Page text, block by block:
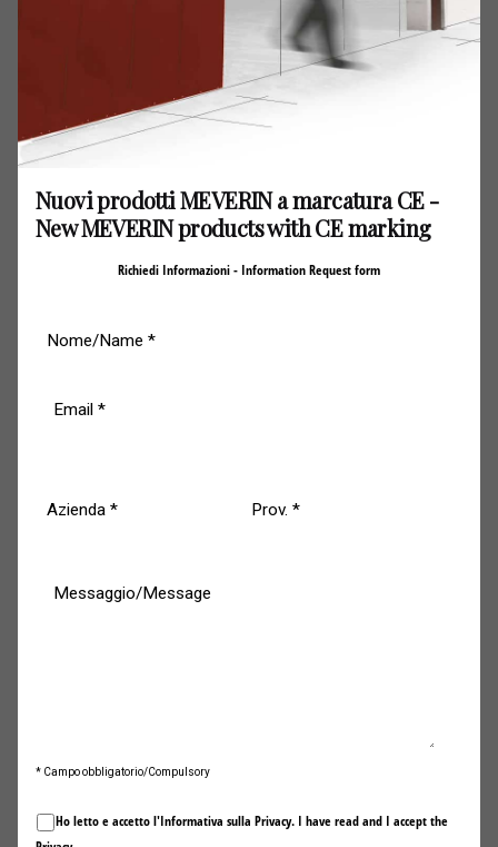
Nuovi prodotti MEVERIN a marcatura CE -
New MEVERIN products with CE marking
Richiedi Informazioni - Information Request form
* Campo obbligatorio/Compulsory
Ho letto e accetto l'Informativa sulla Privacy. I have read and I accept the